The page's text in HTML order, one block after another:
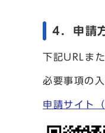
4．申請
下記URLま
必要事項の
申請サイト